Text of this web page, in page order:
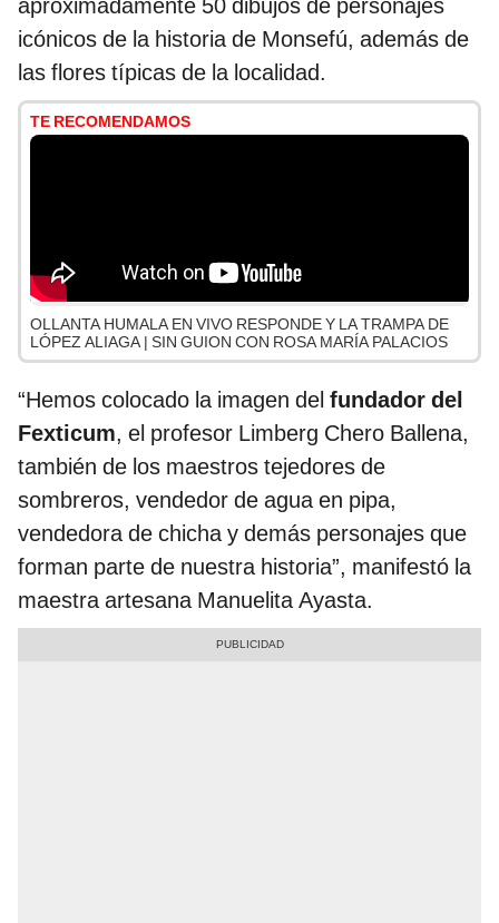
aproximadamente 50 dibujos de personajes
icónicos de la historia de Monsefú, además de
las flores típicas de la localidad.
TE RECOMENDAMOS
OLLANTA HUMALA EN VIVO RESPONDE Y LA TRAMPA DE
LÓPEZ ALIAGA | SIN GUION CON ROSA MARÍA PALACIOS
“Hemos colocado la imagen del fundador del
Fexticum, el profesor Limberg Chero Ballena,
también de los maestros tejedores de
sombreros, vendedor de agua en pipa,
vendedora de chicha y demás personajes que
forman parte de nuestra historia”, manifestó la
maestra artesana Manuelita Ayasta.